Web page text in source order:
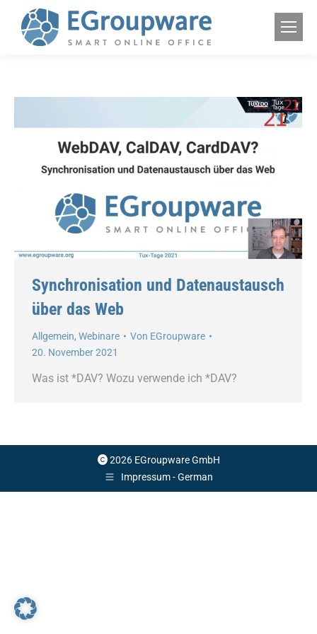
Synchronisation und Datenaustausch
über das Web
Allgemein, Webinare Von EGroupware
20. November 2021
Was ist *DAV? Wozu verwende ich *DAV?
2026 EGroupware GmbH
Impressum - German